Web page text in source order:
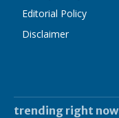
Editorial Policy
Disclaimer
trending right now